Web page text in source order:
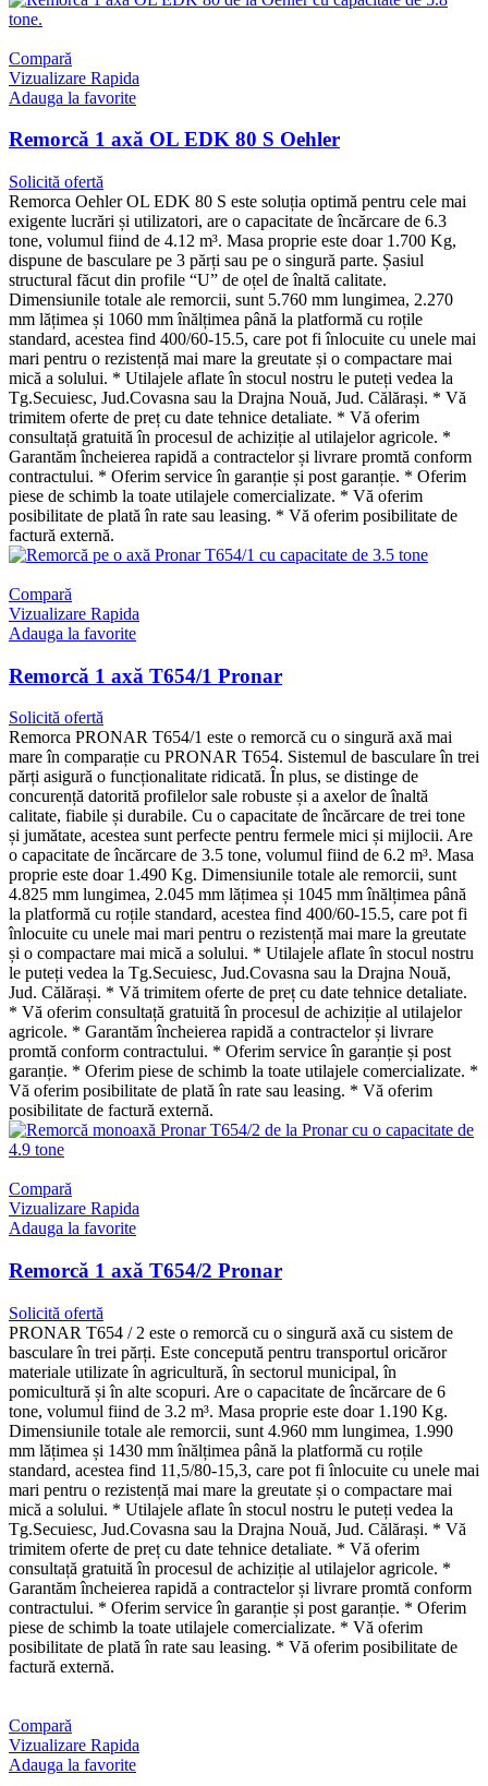
Compară
Vizualizare Rapida
Adauga la favorite
Remorcă 1 axă OL EDK 80 S Oehler
Solicită ofertă
Remorca Oehler OL EDK 80 S este soluția optimă pentru cele mai
exigente lucrări și utilizatori, are o capacitate de încărcare de 6.3
tone, volumul fiind de 4.12 m³. Masa proprie este doar 1.700 Kg,
dispune de basculare pe 3 părți sau pe o singură parte. Șasiul
structural făcut din profile “U” de oțel de înaltă calitate.
Dimensiunile totale ale remorcii, sunt 5.760 mm lungimea, 2.270
mm lățimea și 1060 mm înălțimea până la platformă cu roțile
standard, acestea find 400/60-15.5, care pot fi înlocuite cu unele mai
mari pentru o rezistență mai mare la greutate și o compactare mai
mică a solului. * Utilajele aflate în stocul nostru le puteți vedea la
Tg.Secuiesc, Jud.Covasna sau la Drajna Nouă, Jud. Călărași. * Vă
trimitem oferte de preț cu date tehnice detaliate. * Vă oferim
consultață gratuită în procesul de achiziție al utilajelor agricole. *
Garantăm încheierea rapidă a contractelor și livrare promtă conform
contractului. * Oferim service în garanție și post garanție. * Oferim
piese de schimb la toate utilajele comercializate. * Vă oferim
posibilitate de plată în rate sau leasing. * Vă oferim posibilitate de
factură externă.
Compară
Vizualizare Rapida
Adauga la favorite
Remorcă 1 axă T654/1 Pronar
Solicită ofertă
Remorca PRONAR T654/1 este o remorcă cu o singură axă mai
mare în comparație cu PRONAR T654. Sistemul de basculare în trei
părți asigură o funcționalitate ridicată. În plus, se distinge de
concurență datorită profilelor sale robuste și a axelor de înaltă
calitate, fiabile și durabile. Cu o capacitate de încărcare de trei tone
și jumătate, acestea sunt perfecte pentru fermele mici și mijlocii. Are
o capacitate de încărcare de 3.5 tone, volumul fiind de 6.2 m³. Masa
proprie este doar 1.490 Kg. Dimensiunile totale ale remorcii, sunt
4.825 mm lungimea, 2.045 mm lățimea și 1045 mm înălțimea până
la platformă cu roțile standard, acestea find 400/60-15.5, care pot fi
înlocuite cu unele mai mari pentru o rezistență mai mare la greutate
și o compactare mai mică a solului. * Utilajele aflate în stocul nostru
le puteți vedea la Tg.Secuiesc, Jud.Covasna sau la Drajna Nouă,
Jud. Călărași. * Vă trimitem oferte de preț cu date tehnice detaliate.
* Vă oferim consultață gratuită în procesul de achiziție al utilajelor
agricole. * Garantăm încheierea rapidă a contractelor și livrare
promtă conform contractului. * Oferim service în garanție și post
garanție. * Oferim piese de schimb la toate utilajele comercializate. *
Vă oferim posibilitate de plată în rate sau leasing. * Vă oferim
posibilitate de factură externă.
Compară
Vizualizare Rapida
Adauga la favorite
Remorcă 1 axă T654/2 Pronar
Solicită ofertă
PRONAR T654 / 2 este o remorcă cu o singură axă cu sistem de
basculare în trei părți. Este concepută pentru transportul oricăror
materiale utilizate în agricultură, în sectorul municipal, în
pomicultură și în alte scopuri. Are o capacitate de încărcare de 6
tone, volumul fiind de 3.2 m³. Masa proprie este doar 1.190 Kg.
Dimensiunile totale ale remorcii, sunt 4.960 mm lungimea, 1.990
mm lățimea și 1430 mm înălțimea până la platformă cu roțile
standard, acestea find 11,5/80-15,3, care pot fi înlocuite cu unele mai
mari pentru o rezistență mai mare la greutate și o compactare mai
mică a solului. * Utilajele aflate în stocul nostru le puteți vedea la
Tg.Secuiesc, Jud.Covasna sau la Drajna Nouă, Jud. Călărași. * Vă
trimitem oferte de preț cu date tehnice detaliate. * Vă oferim
consultață gratuită în procesul de achiziție al utilajelor agricole. *
Garantăm încheierea rapidă a contractelor și livrare promtă conform
contractului. * Oferim service în garanție și post garanție. * Oferim
piese de schimb la toate utilajele comercializate. * Vă oferim
posibilitate de plată în rate sau leasing. * Vă oferim posibilitate de
factură externă.
Compară
Vizualizare Rapida
Adauga la favorite